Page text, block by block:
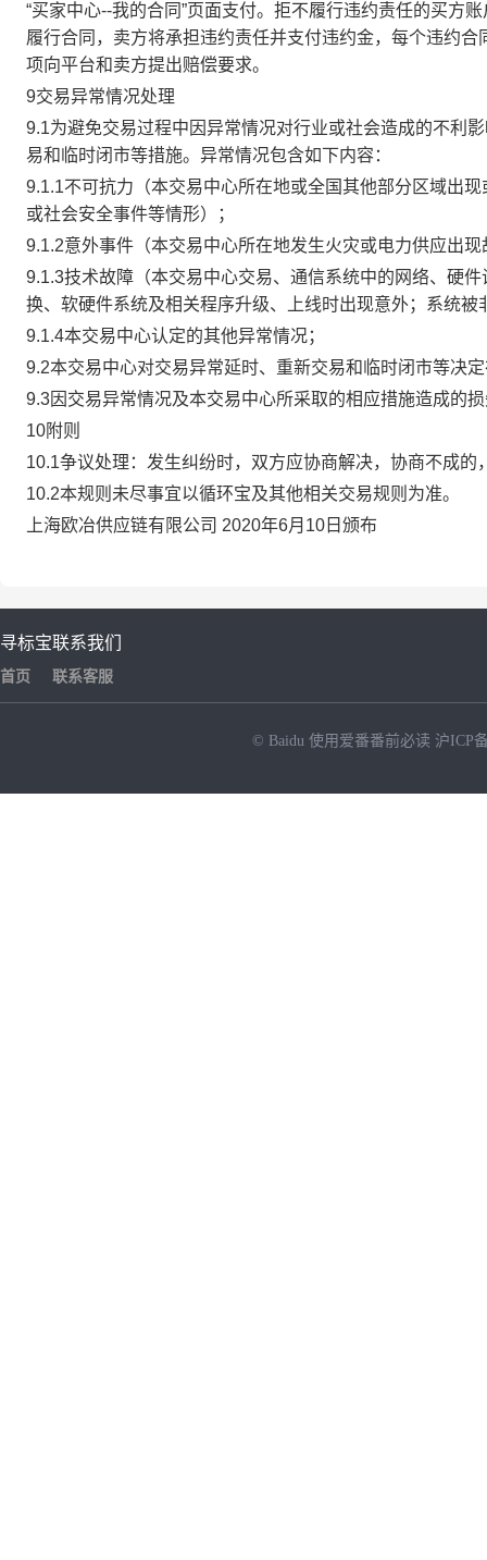
“买家中心--我的合同”页面支付。拒不履行违约责任的买方
履行合同，卖方将承担违约责任并支付违约金，每个违约
项向平台和卖方提出赔偿要求。
9交易异常情况处理
9.1为避免交易过程中因异常情况对行业或社会造成的不利
易和临时闭市等措施。异常情况包含如下内容：
9.1.1不可抗力（本交易中心所在地或全国其他部分区域出
或社会安全事件等情形）；
9.1.2意外事件（本交易中心所在地发生火灾或电力供应出
9.1.3技术故障（本交易中心交易、通信系统中的网络、硬
换、软硬件系统及相关程序升级、上线时出现意外；系统
9.1.4本交易中心认定的其他异常情况；
9.2本交易中心对交易异常延时、重新交易和临时闭市等决
9.3因交易异常情况及本交易中心所采取的相应措施造成的
10附则
10.1争议处理：发生纠纷时，双方应协商解决，协商不成
10.2本规则未尽事宜以循环宝及其他相关交易规则为准。
上海欧冶供应链有限公司 2020年6月10日颁布
寻标宝
首页
联系我们
联系客服
© Baidu 使用爱番番前必读 沪ICP